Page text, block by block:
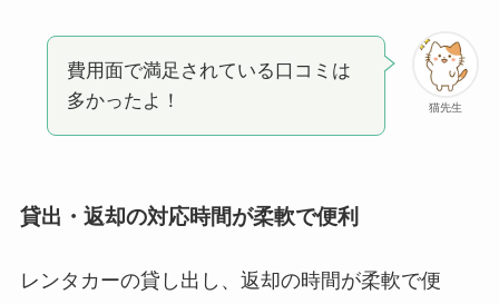
猫先生
費用面で満足されている口コミは
多かったよ！
貸出・返却の対応時間が柔軟で便利
レンタカーの貸し出し、返却の時間が柔軟で便